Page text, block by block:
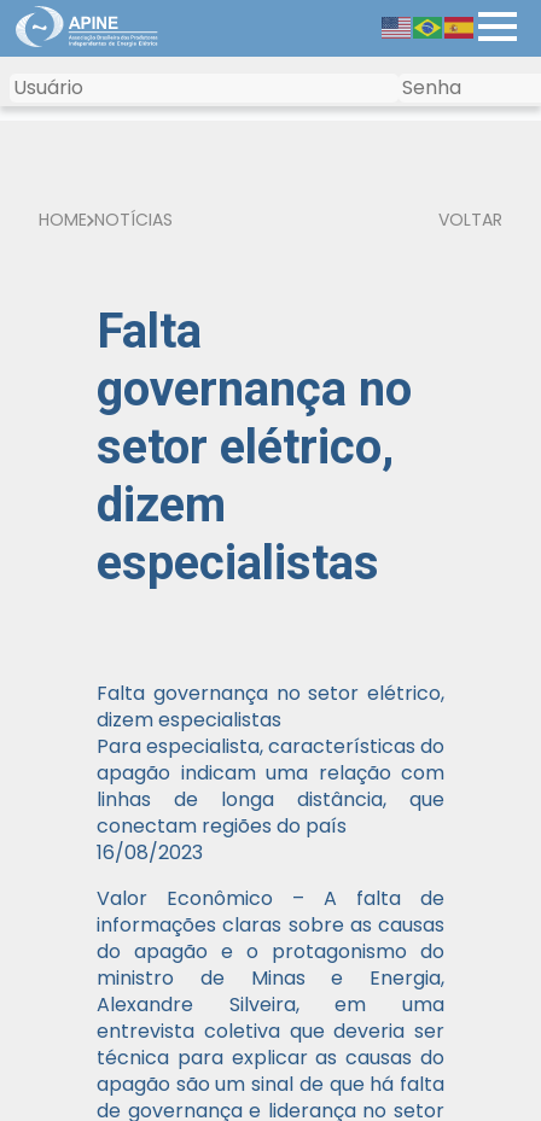
HOME NOTÍCIAS VOLTAR
Falta
governança no
setor elétrico,
dizem
especialistas
Falta governança no setor elétrico,
dizem especialistas
Para especialista, características do
apagão indicam uma relação com
linhas de longa distância, que
conectam regiões do país
16/08/2023
Valor Econômico – A falta de
informações claras sobre as causas
do apagão e o protagonismo do
ministro de Minas e Energia,
Alexandre Silveira, em uma
entrevista coletiva que deveria ser
técnica para explicar as causas do
apagão são um sinal de que há falta
de governança e liderança no setor